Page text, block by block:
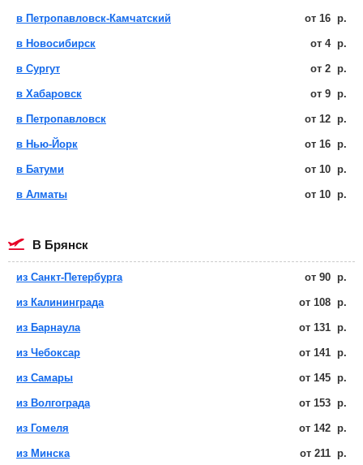
в Петропавловск-Камчатский от 16 р.
в Новосибирск от 4 р.
в Сургут от 2 р.
в Хабаровск от 9 р.
в Петропавловск от 12 р.
в Нью-Йорк от 16 р.
в Батуми от 10 р.
в Алматы от 10 р.
в Брянск
из Санкт-Петербурга от 90 р.
из Калининграда от 108 р.
из Барнаула от 131 р.
из Чебоксар от 141 р.
из Самары от 145 р.
из Волгограда от 153 р.
из Гомеля от 142 р.
из Минска от 211 р.